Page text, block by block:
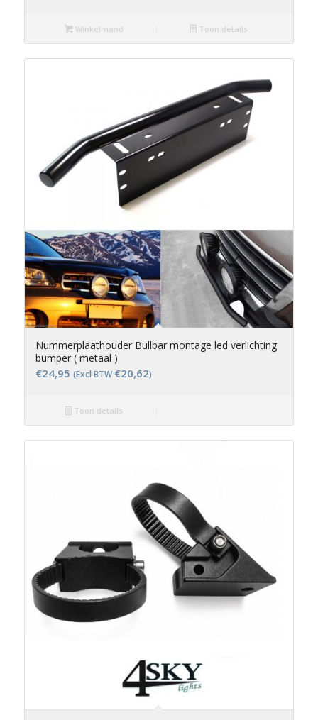
was:
€29,95.
is:
€7,48.
Winkelmand Toon details
Nummerplaathouder Bullbar montage led verlichting
bumper ( metaal )
€24,95 (Excl BTW €20,62)
Toon details